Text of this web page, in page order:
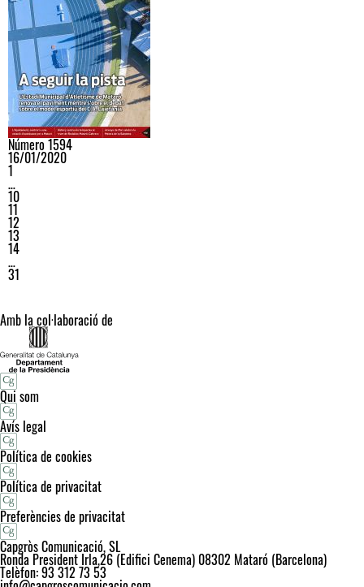
Número 1594
16/01/2020
1
…
10
11
12
13
14
…
31
Amb la col·laboració de
Qui som
Avís legal
Política de cookies
Política de privacitat
Preferències de privacitat
Capgròs Comunicació, SL
Ronda President Irla,26 (Edifici Cenema) 08302 Mataró (Barcelona)
Telèfon: 93 312 73 53